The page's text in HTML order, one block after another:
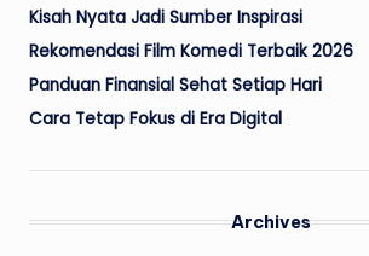
Kisah Nyata Jadi Sumber Inspirasi
Rekomendasi Film Komedi Terbaik 2026
Panduan Finansial Sehat Setiap Hari
Cara Tetap Fokus di Era Digital
Archives